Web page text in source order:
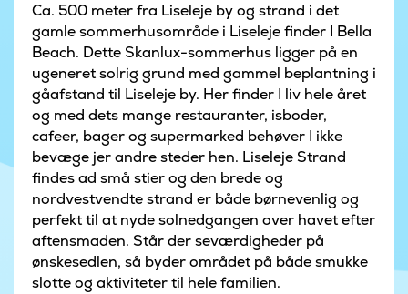
Ca. 500 meter fra Liseleje by og strand i det
gamle sommerhusområde i Liseleje finder I Bella
Beach. Dette Skanlux-sommerhus ligger på en
ugeneret solrig grund med gammel beplantning i
gåafstand til Liseleje by. Her finder I liv hele året
og med dets mange restauranter, isboder,
cafeer, bager og supermarked behøver I ikke
bevæge jer andre steder hen. Liseleje Strand
findes ad små stier og den brede og
nordvestvendte strand er både børnevenlig og
perfekt til at nyde solnedgangen over havet efter
aftensmaden. Står der seværdigheder på
ønskesedlen, så byder området på både smukke
slotte og aktiviteter til hele familien.